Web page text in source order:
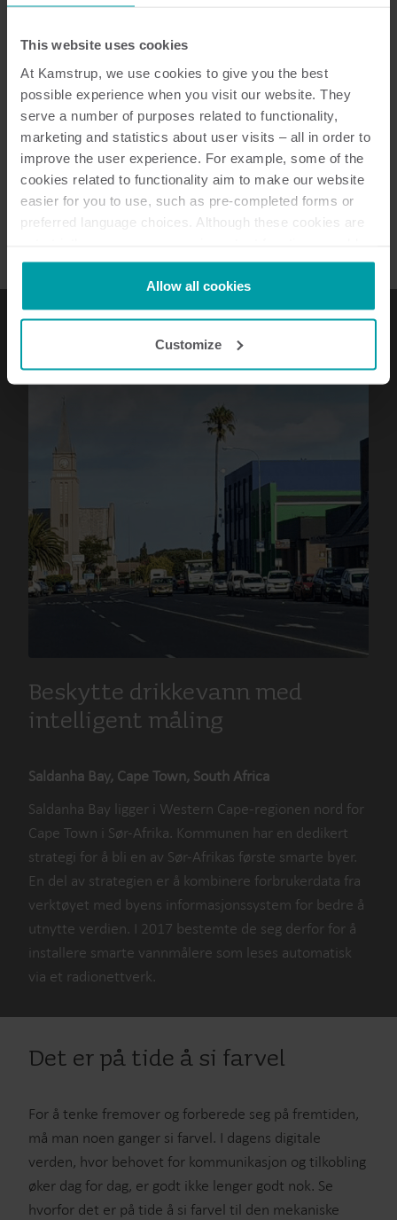
This website uses cookies
At Kamstrup, we use cookies to give you the best
possible experience when you visit our website. They
serve a number of purposes related to functionality,
marketing and statistics about user visits – all in order to
improve the user experience. For example, some of the
cookies related to functionality aim to make our website
easier for you to use, such as pre-completed forms or
preferred language choices. Although these cookies are
not be available without them.
Kamstrup makes use of third-party cookies. A third-party
cookie is installed by someone other than us, such as
analysis programmes.
You can at any time change or withdraw your consent
Allow all cookies
Customize
målerens display eller interne komponenter.
forringelse av vannkvaliteten.
Lær mer
begrense risikoen for vannlekkasje og skader på bygninger.
Lær mer
Beskytte drikkevann med
intelligent måling
Saldanha Bay, Cape Town, South Africa
Saldanha Bay ligger i Western Cape-regionen nord for
Cape Town i Sør-Afrika. Kommunen har en dedikert
strategi for å bli en av Sør-Afrikas første smarte byer.
En del av strategien er å kombinere forbrukerdata fra
verktøyet med byens informasjonssystem for bedre å
utnytte verdien. I 2017 bestemte de seg derfor for å
installere smarte vannmålere som leses automatisk
via et radionettverk.
Det er på tide å si farvel
For å tenke fremover og forberede seg på fremtiden,
må man noen ganger si farvel. I dagens digitale
verden, hvor behovet for kommunikasjon og tilkobling
øker dag for dag, er godt ikke lenger godt nok. Se
hvorfor det er på tide å si farvel til den mekaniske